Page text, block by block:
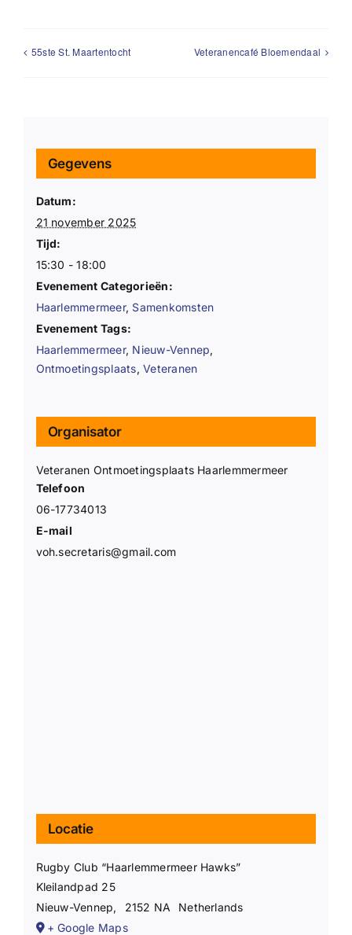
55ste St. Maartentocht Veteranencafé Bloemendaal
Gegevens
Datum:
21 november 2025
Tijd:
15:30 - 18:00
Evenement Categorieën:
Haarlemmermeer, Samenkomsten
Evenement Tags:
Haarlemmermeer, Nieuw-Vennep,
Ontmoetingsplaats,Veteranen
Organisator
Veteranen Ontmoetingsplaats Haarlemmermeer
Telefoon
06-17734013
E-mail
voh.secretaris@gmail.com
Locatie
Rugby Club “Haarlemmermeer Hawks”
Kleilandpad 25
Nieuw-Vennep, 2152 NA
Netherlands
+ Google Maps